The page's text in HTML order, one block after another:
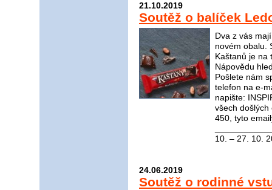
21.10.2019
Soutěž o balíček
Dva z vás
novém obalu.
Kaštanů je na
Nápovědu
Pošlete nám
telefon na e-
napište:
všech
450, tyto
10. – 27. 10.
24.06.2019
Soutěž o rodinné